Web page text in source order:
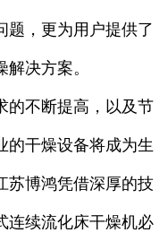
题，更为用户提供了
决方案。
的不断提高，以及节
的干燥设备将成为生
苏博鸿凭借深厚的技
连续流化床干燥机必